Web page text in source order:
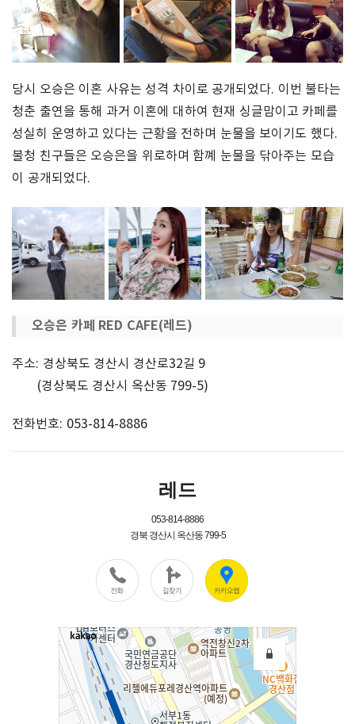
당시 오승은 이혼 사유는 성격 차이로 공개되었다. 이번 불타는
청춘 출연을 통해 과거 이혼에 대하여 현재 싱글맘이고 카페를
성실히 운영하고 있다는 근황을 전하며 눈물을 보이기도 했다.
불청 친구들은 오승은을 위로하며 함꼐 눈물을 닦아주는 모습
이 공개되었다.
오승은 카페 RED CAFE(레드)
주소: 경상북도 경산시 경산로32길 9
(경상북도 경산시 옥산동 799-5)
전화번호: 053-814-8886